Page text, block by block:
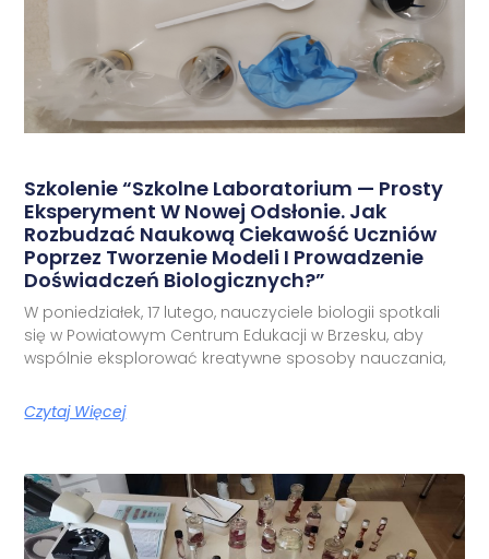
Szkolenie “Szkolne Laboratorium — Prosty
Eksperyment W Nowej Odsłonie. Jak
Rozbudzać Naukową Ciekawość Uczniów
Poprzez Tworzenie Modeli I Prowadzenie
Doświadczeń Biologicznych?”
W poniedziałek, 17 lutego, nauczyciele biologii spotkali
się w Powiatowym Centrum Edukacji w Brzesku, aby
wspólnie eksplorować kreatywne sposoby nauczania,
Czytaj Więcej